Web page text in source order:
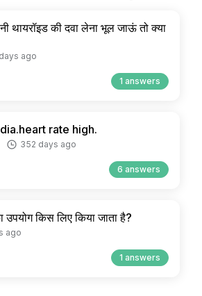
थायरॉइड की दवा लेना भूल जाऊं तो क्या
ago
1 answers
rate high.
352 days ago
6 answers
किस लिए किया जाता है?
ago
1 answers